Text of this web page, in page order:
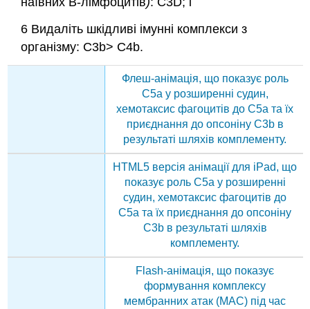
6 Видаліть шкідливі імунні комплекси з
організму: C3b> C4b.
Флеш-анімація, що показує роль
C5a у розширенні судин,
хемотаксис фагоцитів до C5a та їх
приєднання до опсоніну C3b в
результаті шляхів комплементу.
HTML5 версія анімації для iPad, що
показує роль C5a у розширенні
судин, хемотаксис фагоцитів до
C5a та їх приєднання до опсоніну
C3b в результаті шляхів
комплементу.
Flash-анімація, що показує
формування комплексу
мембранних атак (MAC) під час